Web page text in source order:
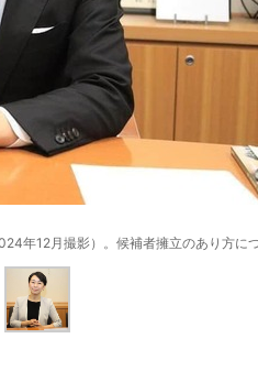
年12月撮影）。候補者擁立のあり方に